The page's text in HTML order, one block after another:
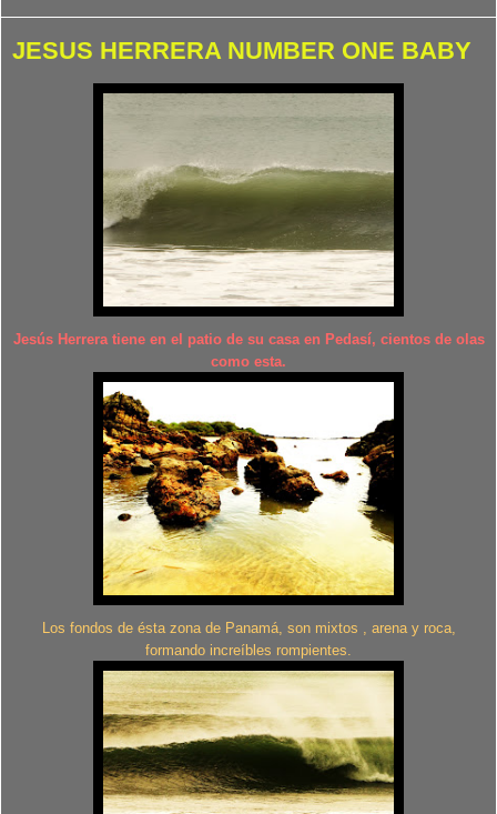
JESUS HERRERA NUMBER ONE BABY
Jesús Herrera tiene en el patio de su casa en Pedasí, cientos de olas
como esta.
Los fondos de ésta zona de Panamá, son mixtos , arena y roca,
formando increíbles rompientes.